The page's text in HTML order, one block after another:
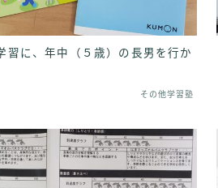
習に、年中（５歳）の長男を行か
その他学習塾